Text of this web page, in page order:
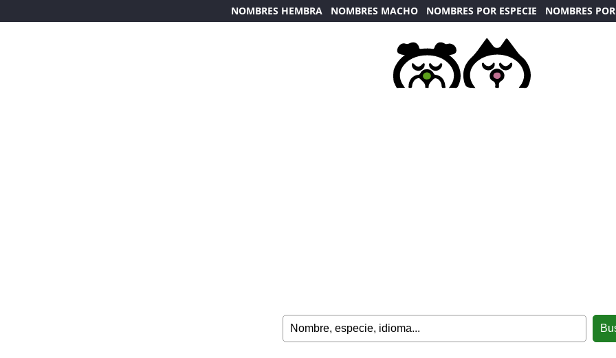
NOMBRES HEMBRA NOMBRES MACHO NOMBRES POR ESPECIE NOMBRES